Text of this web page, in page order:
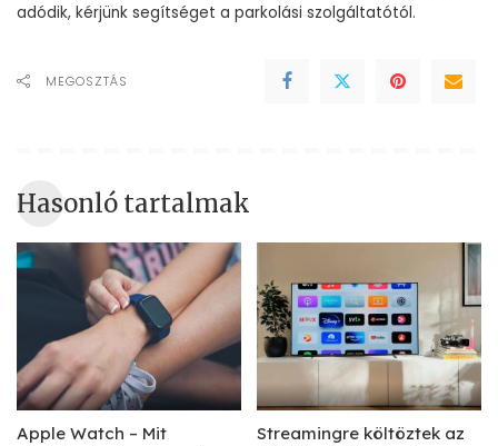
adódik, kérjünk segítséget a parkolási szolgáltatótól.
MEGOSZTÁS
Hasonló tartalmak
Apple Watch – Mit
Streamingre költöztek az